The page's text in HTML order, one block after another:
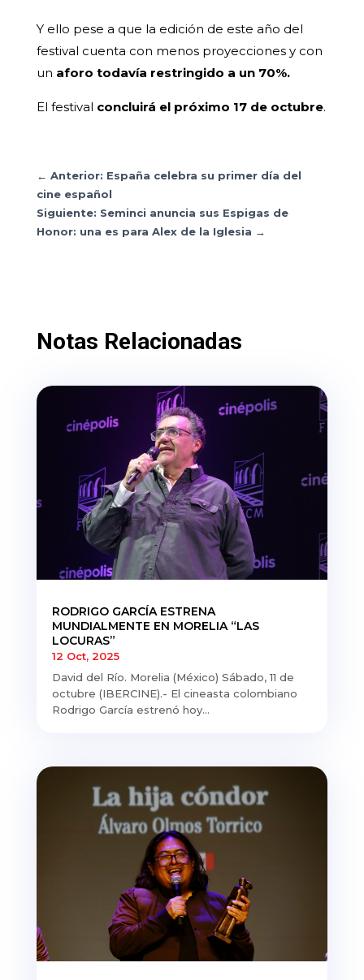
Y ello pese a que la edición de este año del
festival cuenta con menos proyecciones y con
un aforo todavía restringido a un 70%.
El festival concluirá el próximo 17 de octubre.
← Anterior: España celebra su primer día del
cine español
Siguiente: Seminci anuncia sus Espigas de
Honor: una es para Alex de la Iglesia →
Notas Relacionadas
RODRIGO GARCÍA ESTRENA
MUNDIALMENTE EN MORELIA “LAS
LOCURAS”
12 Oct, 2025
David del Río. Morelia (México) Sábado, 11 de
octubre (IBERCINE).- El cineasta colombiano
Rodrigo García estrenó hoy...